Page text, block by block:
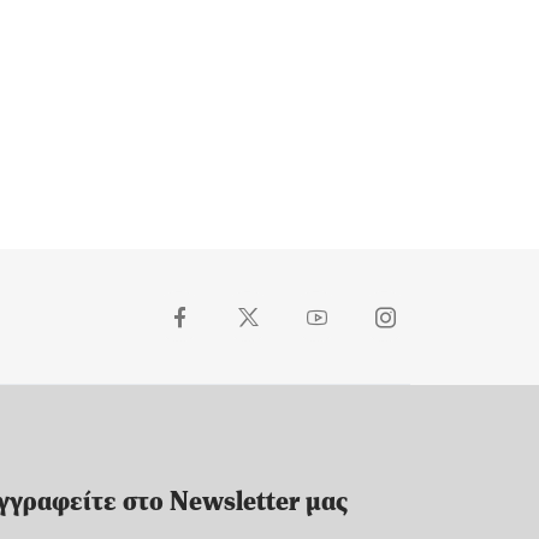
στο Newsletter μας